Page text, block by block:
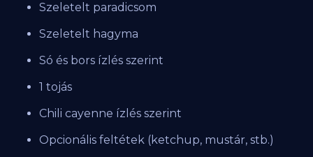
Szeletelt paradicsom
Szeletelt hagyma
Só és bors ízlés szerint
1 tojás
Chili cayenne ízlés szerint
Opcionális feltétek (ketchup, mustár, stb.)